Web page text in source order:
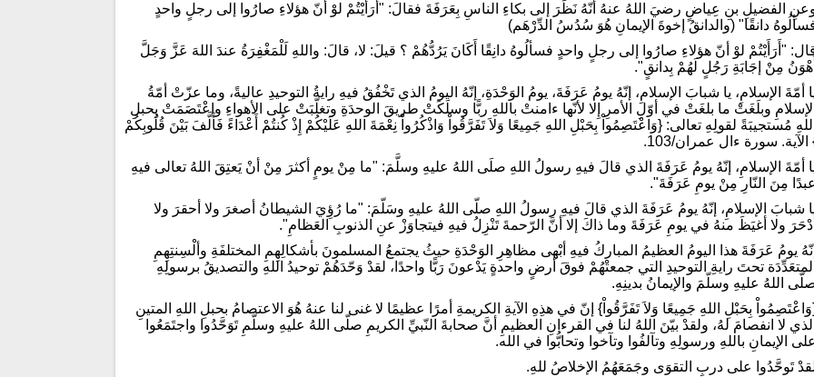
الفضيلِ بنِ عِياضٍ رضيَ اللهُ عنهُ أنّهُ نَظَرَ إلى بكاءِ الناسِ بِعَرَفَةَ فقالَ: "أَرَأَيْتُمْ لوْ أنّ هؤلاءِ صارُوا إلى رجلٍ واحدٍ
دانقًا" (والدانقُ إخوةَ الإيمانِ هُوَ سُدُسُ الدِّرْهَم)
"أَرَأَيْتُمْ لوْ أنّ هؤلاءِ صارُوا إلى رجلٍ واحدٍ فسألُوهُ دانِقًا أَكَانَ يَرُدُّهُمْ ؟ قيلَ: لا، قالَ: واللهِ لَلْمَغْفِرَةُ عندَ اللهَ عَزَّ وَجَلَّ
أَهْوَنُ مِنْ إجَابَةِ رَجُلٍ لَهُمْ بِدانقٍ".
أمّةَ الإسلامِ، يا شبابَ الإسلامِ، إنّهُ يومُ عَرَفَةَ، يومُ الوَحْدَةِ، إنّهُ اليومُ الذي تَخْفُقُ فيهِ رايةُ التوحيدِ عاليةً، وما عزّتْ أمّةُ
الإسلامِ وبلَغَتْ ما بلغَتْ في أوّلِ الأمرِ إِلا لأنّها ءامنتْ باللهِ ربًّا وسلَكَتْ طريقَ الوحدَةِ وتغلّبَتْ على الأهواءِ واعْتَصَمَتْ بِحبلِ
اللهِ مُستجيبَةً لقولِهِ تعالى: {وَاعْتَصِمُواْ بِحَبْلِ اللهِ جَمِيعًا وَلاَ تَفَرَّقُواْ وَاذْكُرُواْ نِعْمَةَ اللهِ عَلَيْكُمْ إِذْ كُنتُمْ أَعْدَاءً فَأَلَّفَ بَيْنَ قُلُوبِكُمْ
الآية. سورة ءال عمران/103.
أمّةَ الإسلامِ، إنّهُ يومُ عَرَفَةَ الذي قالَ فيهِ رسولُ اللهِ صلَى اللهُ عليهِ وسلَّمَ: "ما مِنْ يومٍ أكثرَ مِنْ أنْ يَعتِقَ اللهُ تعالى فيهِ
عبدًا مِنَ النّارِ مِنْ يومِ عَرَفَةَ".
شبابَ الإسلامِ، إنّهُ يومُ عَرَفَةَ الذي قالَ فيهِ رسولُ اللهِ صلّى اللهُ عليهِ وسَلّمَ: "ما رُؤِيَ الشيطانُ أصغرَ ولا أحقرَ ولا
أدْحَرَ ولا أغيَظَ منهُ في يومِ عَرَفَةَ وما ذاكَ إلا أنَّ الرّحمةَ تَنْزِلُ فيهِ فيتجاوَزْ عنِ الذنوبِ العَظامِ".
إنّهُ يومُ عَرَفَةَ هذا اليومُ العظيمُ المباركُ فيهِ أبْهى مظاهِرِ الوَحْدَةِ حيثُ يجتمعُ المسلمونَ بأشكالِهِمِ المختلفَةِ وألْسِنتِهِمِ
المتعَدِّدَة تحتَ رايةِ التوحيدِ التي جمعتْهُمْ فوقَ أرضٍ واحدةٍ يَدْعونَ رَبًّا واحدًا، لقدْ وَحّدَهُمْ توحيدُ اللهِ والتصديقُ برسولِهِ
اللهُ عليهِ وسلّمَ والإيمانُ بدينِهِ.
بِحَبْلِ اللهِ جَمِيعًا وَلاَ تَفَرَّقُواْ} إنّ في هذِهِ الآيةِ الكريمةِ أمرًا عظيمًا لا غنى لنا عنهُ هُوَ الاعتصامُ بحبلِ اللهِ المتينِ
الذي لا انفصامَ لهُ، ولقدْ بيّنَ اللهُ لنا في القرءانِ العظيمِ أنَّ صحابةَ النّبيِّ الكريمِ صلّى اللهُ عليهِ وسلّمِ تَوَحَّدُوا واجتَمَعُوا
على الإيمانِ باللهِ ورسولِهِ وتآلفُوا وتآخوا وتحابُّوا في الله.
تَوحَّدُوا على دربِ التقوَى وجَمَعَهُمُ الإخلاصُ للهِ.